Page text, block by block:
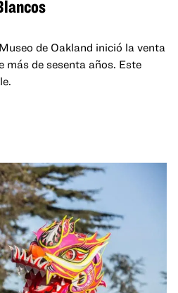
de Oakland inició la venta
más de sesenta años. Este